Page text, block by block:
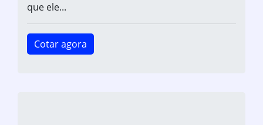
que ele...
Cotar agora